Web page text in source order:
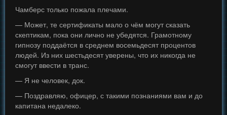
Чамберс только пожала плечами.
— Может, те сертификаты мало о чём могут сказать
скептикам, пока они лично не убедятся. Грамотному
гипнозу поддаётся в среднем восемьдесят процентов
людей. Из них шестьдесят уверены, что их никогда не
смогут ввести в транс.
— Я не человек, док.
— Поздравляю, офицер, с такими познаниями вам и до
капитана недалеко.